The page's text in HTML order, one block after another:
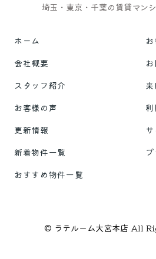
埼玉・東京・千葉の賃貸マン
ホーム
会社概要
スタッフ紹介
お客様の声
更新情報
新着物件一覧
おすすめ物件一覧
© ラテルーム大宮本店 All